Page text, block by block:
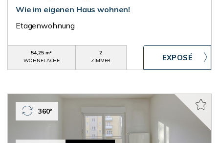
Wie im eigenen Haus wohnen!
Etagenwohnung
54,25 m²
WOHNFLÄCHE
2
ZIMMER
360°